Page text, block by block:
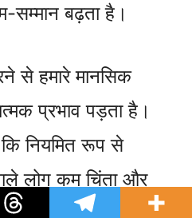
बढ़ता है।
से हमारे मानसिक
प्रभाव पड़ता है।
नियमित रूप से
लोग कम चिंता और